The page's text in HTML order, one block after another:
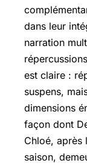
dans leur
narration
est claire :
suspens,
dimensions
façon dont
Chloé, après
saison,